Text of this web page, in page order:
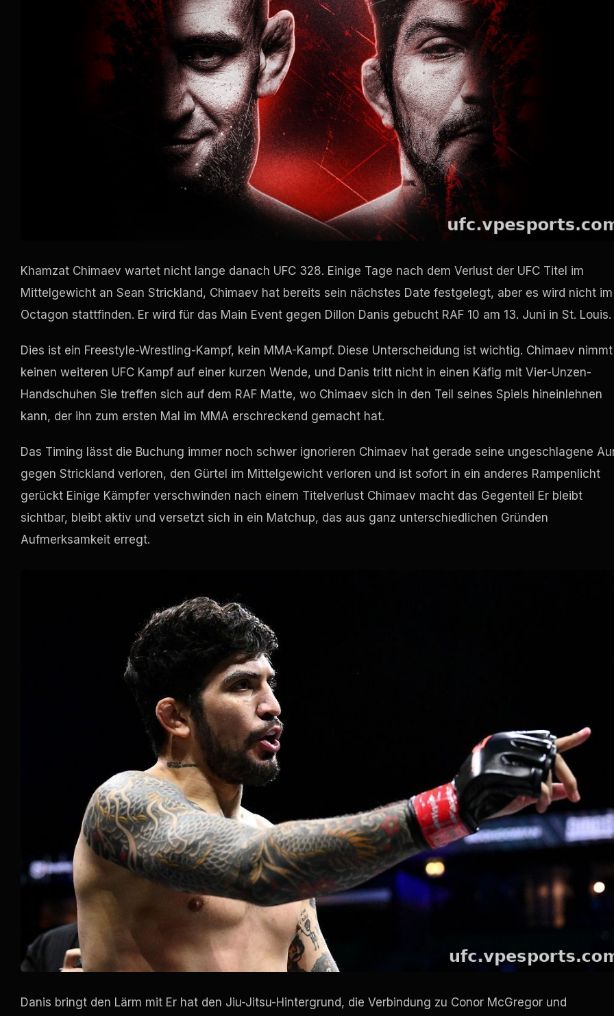
Khamzat Chimaev wartet nicht lange danach UFC 328. Einige Tage nach dem Verlust der UFC Titel im
Mittelgewicht an Sean Strickland, Chimaev hat bereits sein nächstes Date festgelegt, aber es wird nicht im
Octagon stattfinden. Er wird für das Main Event gegen Dillon Danis gebucht RAF 10 am 13. Juni in St. Louis.
Dies ist ein Freestyle-Wrestling-Kampf, kein MMA-Kampf. Diese Unterscheidung ist wichtig. Chimaev nimmt
keinen weiteren UFC Kampf auf einer kurzen Wende, und Danis tritt nicht in einen Käfig mit Vier-Unzen-
Handschuhen Sie treffen sich auf dem RAF Matte, wo Chimaev sich in den Teil seines Spiels hineinlehnen
kann, der ihn zum ersten Mal im MMA erschreckend gemacht hat.
Das Timing lässt die Buchung immer noch schwer ignorieren Chimaev hat gerade seine ungeschlagene
gegen Strickland verloren, den Gürtel im Mittelgewicht verloren und ist sofort in ein anderes Rampenlicht
gerückt Einige Kämpfer verschwinden nach einem Titelverlust Chimaev macht das Gegenteil Er bleibt
sichtbar, bleibt aktiv und versetzt sich in ein Matchup, das aus ganz unterschiedlichen Gründen
Aufmerksamkeit erregt.
Danis bringt den Lärm mit Er hat den Jiu-Jitsu-Hintergrund, die Verbindung zu Conor McGregor und